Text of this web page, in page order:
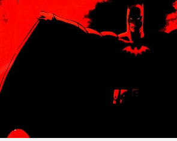
Batman: Préda COMIX
Batman-filmje olyan hatalmasat